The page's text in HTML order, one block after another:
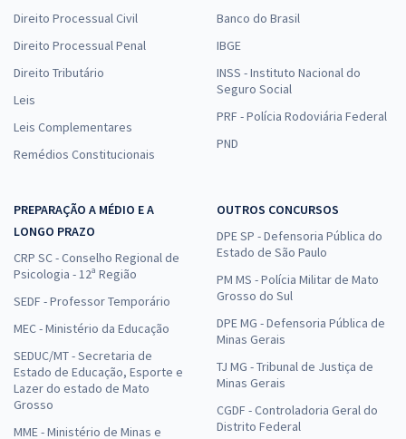
Direito Processual Civil
Direito Processual Penal
Direito Tributário
Leis
Leis Complementares
Remédios Constitucionais
Banco do Brasil
IBGE
INSS - Instituto Nacional do
Seguro Social
PRF - Polícia Rodoviária Federal
PND
PREPARAÇÃO A MÉDIO E A
LONGO PRAZO
CRP SC - Conselho Regional de
Psicologia - 12ª Região
SEDF - Professor Temporário
MEC - Ministério da Educação
SEDUC/MT - Secretaria de
Estado de Educação, Esporte e
Lazer do estado de Mato
Grosso
MME - Ministério de Minas e
OUTROS CONCURSOS
DPE SP - Defensoria Pública do
Estado de São Paulo
PM MS - Polícia Militar de Mato
Grosso do Sul
DPE MG - Defensoria Pública de
Minas Gerais
TJ MG - Tribunal de Justiça de
Minas Gerais
CGDF - Controladoria Geral do
Distrito Federal